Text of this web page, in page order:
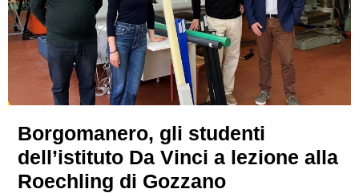
Borgomanero, gli studenti
dell’istituto Da Vinci a lezione alla
Roechling di Gozzano